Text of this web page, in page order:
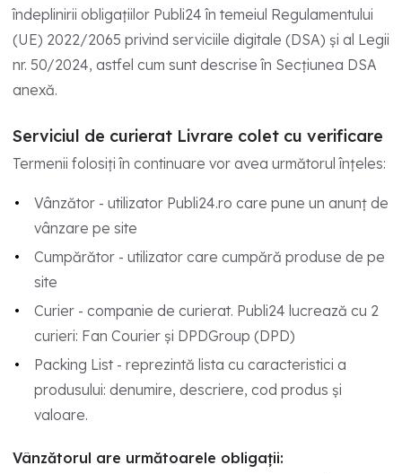
îndeplinirii obligațiilor Publi24 în temeiul Regulamentului
(UE) 2022/2065 privind serviciile digitale (DSA) și al Legii
nr. 50/2024, astfel cum sunt descrise în Secțiunea DSA
anexă.
Serviciul de curierat Livrare colet cu verificare
Termenii folosiți în continuare vor avea următorul înțeles:
Vânzător - utilizator Publi24.ro care pune un anunț de
vânzare pe site
Cumpărător - utilizator care cumpără produse de pe
site
Curier - companie de curierat. Publi24 lucrează cu 2
curieri: Fan Courier și DPDGroup (DPD)
Packing List - reprezintă lista cu caracteristici a
produsului: denumire, descriere, cod produs și
valoare.
Vânzătorul are următoarele obligații: